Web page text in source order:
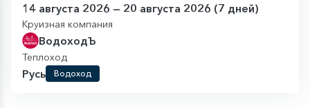
14 августа 2026 — 20 августа 2026 (7 дней)
Круизная компания
ВодоходЪ
Теплоход
Русь Водоход